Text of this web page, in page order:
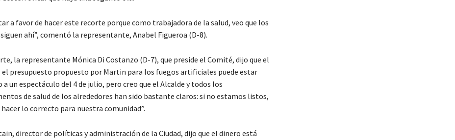
a favor de hacer este recorte porque como trabajadora de la salud, veo que los
ahí”, comentó la representante, Anabel Figueroa (D-8).
la representante Mónica Di Costanzo (D-7), que preside el Comité, dijo que el
el presupuesto propuesto por Martin para los fuegos artificiales puede estar
a un espectáculo del 4 de julio, pero creo que el Alcalde y todos los
de salud de los alrededores han sido bastante claros: si no estamos listos,
lo correcto para nuestra comunidad”.
director de políticas y administración de la Ciudad, dijo que el dinero está